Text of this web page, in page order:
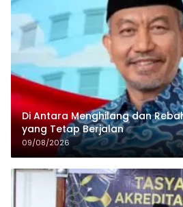
Di Antara Menghilang dan
yang Tetap Berjalan
09/08/2026